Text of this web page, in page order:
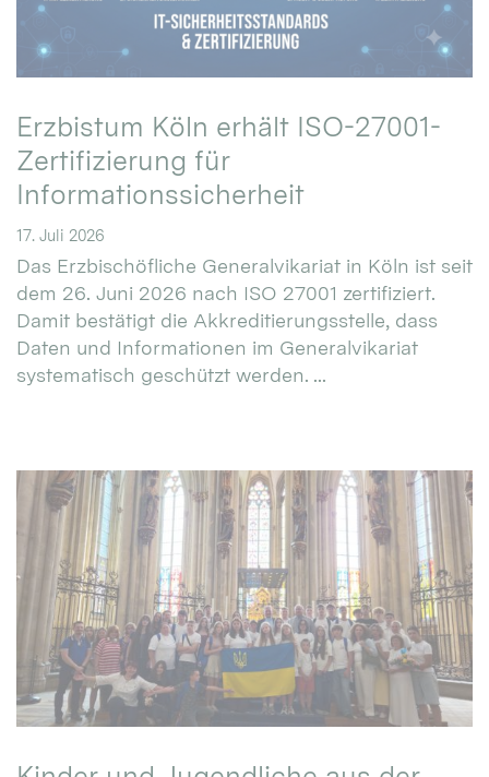
Erzbistum Köln erhält ISO-27001-
Zertifizierung für
Informationssicherheit
17. Juli 2026
Das Erzbischöfliche Generalvikariat in Köln ist seit
dem 26. Juni 2026 nach ISO 27001 zertifiziert.
Damit bestätigt die Akkreditierungsstelle, dass
Daten und Informationen im Generalvikariat
systematisch geschützt werden. ...